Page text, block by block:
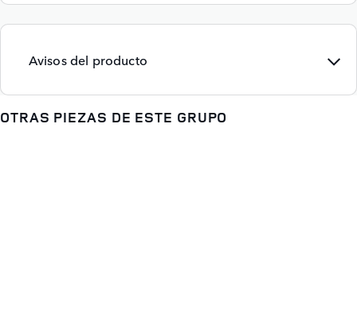
Avisos del producto
OTRAS PIEZAS DE ESTE GRUPO